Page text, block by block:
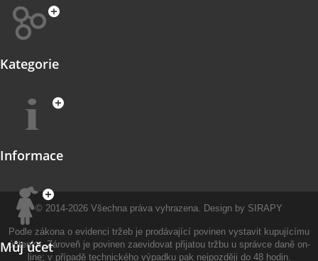
Kategorie
Informace
© 2014-2026 Všechna práva vyhrazena. Design by SIRAPY
Podle zákona o evidenci tržeb je prodávající povinen vystavit kupujícímu
účtenku. Zároveň je povinen zaevidovat přijatou tržbu u správce daně on-
line; v případě technického výpadku pak nejpozději do 48 hodin.
Můj účet